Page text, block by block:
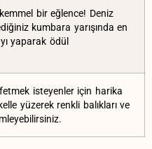
bir eğlence! ‍Deniz⁤
kumbara yarışında​ en
⁢yaparak ödül
isteyenler için ​harika
‍yüzerek ‌renkli balıkları⁤ ve